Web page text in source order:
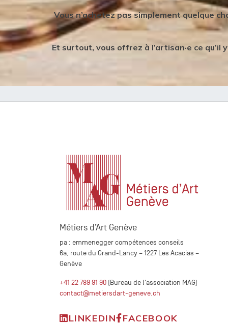
Vous n’achetez pas simplement quelque
Et surtout, vous offrez à l’artisan·e ce
Métiers d’Art Genève
pa : emmenegger compétences conseils
6a, route du Grand-Lancy – 1227 Les Acacias –
Genève
+41 22 789 91 90 (Bureau de l'association MAG)
contact@metiersdart-geneve.ch
LINKEDIN FACEBOOK